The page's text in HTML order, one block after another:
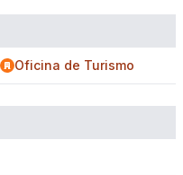
Oficina de Turismo